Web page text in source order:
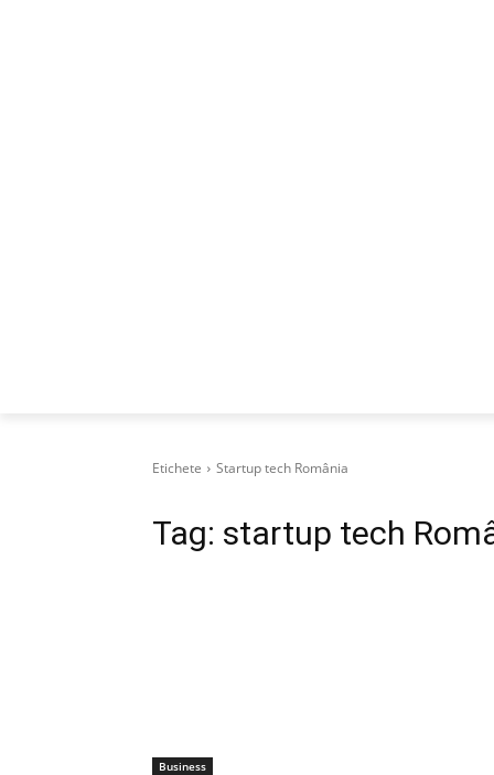
Etichete Startup tech România
Tag: startup tech
Business